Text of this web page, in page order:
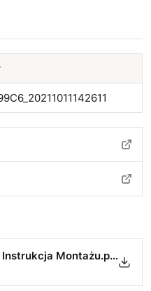
Stolik nocny metalowy - Instrukcja Montażu.pdf